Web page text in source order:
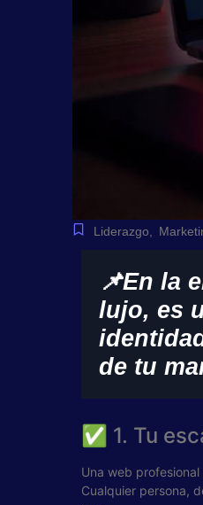
Liderazgo
📌En la
lujo, es
de tu
✅ 1. Tu
Una web
Cualquier persona,